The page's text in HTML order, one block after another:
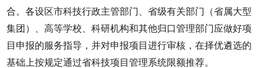
合。各设区市科技行政主管部门、省级有关部门（省属大型
集团）、高等学校、科研机构和其他归口管理部门应做好项
目申报的服务指导，并对申报项目进行审核，在择优遴选的
基础上按规定通过省科技项目管理系统限额推荐。